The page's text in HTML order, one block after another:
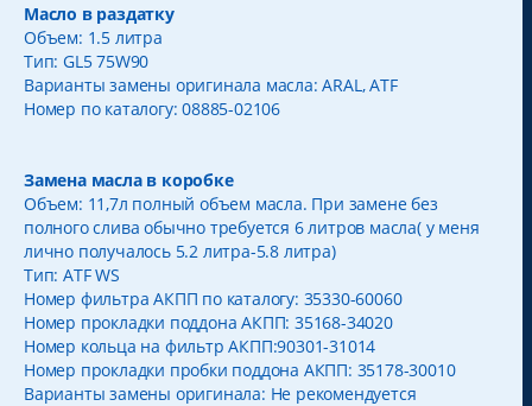
Масло в раздатку
Объем: 1.5 литра
Тип: GL5 75W90
Варианты замены оригинала масла: ARAL, ATF
Номер по каталогу: 08885-02106
Замена масла в коробке
Объем: 11,7л полный объем масла. При замене без
полного слива обычно требуется 6 литров масла( у меня
лично получалось 5.2 литра-5.8 литра)
Тип: ATF WS
Номер фильтра АКПП по каталогу: 35330-60060
Номер прокладки поддона АКПП: 35168-34020
Номер кольца на фильтр АКПП:90301-31014
Номер прокладки пробки поддона АКПП: 35178-30010
Варианты замены оригинала: Не рекомендуется